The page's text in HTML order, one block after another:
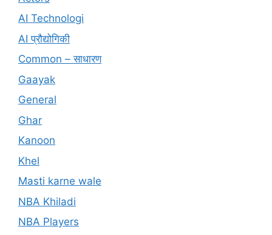
AI Technologi
AI प्रौद्योगिकी
Common – साधारण
Gaayak
General
Ghar
Kanoon
Khel
Masti karne wale
NBA Khiladi
NBA Players